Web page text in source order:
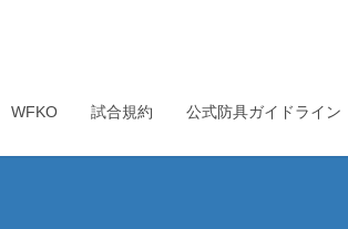
WFKO 試合規約 公式防具ガイドライン